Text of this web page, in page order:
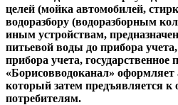
целей (мойка автомобилей,
водоразбору (водоразборным
иным устройствам,
питьевой воды до прибора
прибора учета, государственное
«Борисовводоканал» оформляет
который затем предъявляется
потребителям.